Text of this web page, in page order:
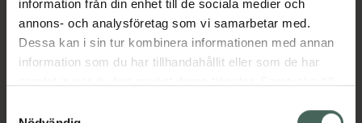
information från din enhet till de sociala medier och
annons- och analysföretag som vi samarbetar med.
Dessa kan i sin tur kombinera informationen med annan
information som du har tillhandahållit eller som de har
Läs alltid bipacksedeln innan
användning.
EAN:07046260614338